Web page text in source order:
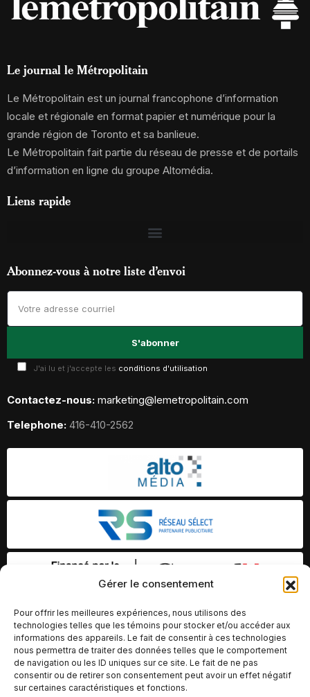
Gérer le consentement
Pour offrir les meilleures expériences, nous utilisons des
technologies telles que les témoins pour stocker et/ou accéder aux
informations des appareils. Le fait de consentir à ces technologies
nous permettra de traiter des données telles que le comportement
de navigation ou les ID uniques sur ce site. Le fait de ne pas
consentir ou de retirer son consentement peut avoir un effet négatif
sur certaines caractéristiques et fonctions.
Le journal le Métropolitain
Le Métropolitain est un journal francophone d’information
locale et régionale en format papier et numérique pour la
grande région de Toronto et sa banlieue.
Le Métropolitain fait partie du réseau de presse et de portails
d’information en ligne du groupe Altomédia.
Liens rapide
Abonnez-vous à notre liste d’envoi
J'ai lu et j'accepte les conditions d'utilisation
Contactez-nous: marketing@lemetropolitain.com
Telephone: 416-410-2562